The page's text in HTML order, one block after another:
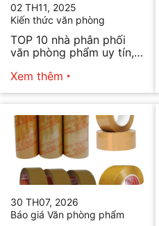
02 TH11, 2025
Kiến thức văn phòng
TOP 10 nhà phân phối
văn phòng phẩm uy tín,
Xem thêm
30 TH07, 2026
Báo giá Văn phòng phẩm